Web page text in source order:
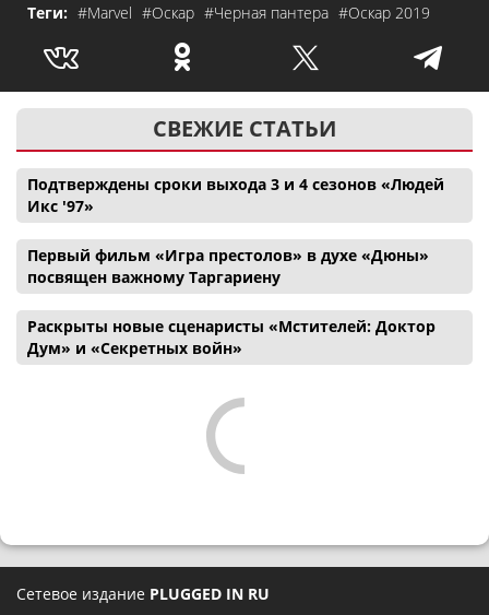
Теги: #Marvel #Оскар #Черная пантера #Оскар 2019
СВЕЖИЕ СТАТЬИ
Подтверждены сроки выхода 3 и 4 сезонов «Людей
Икс '97»
Первый фильм «Игра престолов» в духе «Дюны»
посвящен важному Таргариену
Раскрыты новые сценаристы «Мстителей: Доктор
Дум» и «Секретных войн»
Сетевое издание PLUGGED IN RU